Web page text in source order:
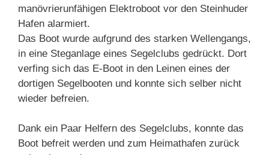
manövrierunfähigen Elektroboot vor den Steinhuder
Hafen alarmiert.
Das Boot wurde aufgrund des starken Wellengangs,
in eine Steganlage eines Segelclubs gedrückt. Dort
verfing sich das E-Boot in den Leinen eines der
dortigen Segelbooten und konnte sich selber nicht
wieder befreien.
Dank ein Paar Helfern des Segelclubs, konnte das
Boot befreit werden und zum Heimathafen zurück